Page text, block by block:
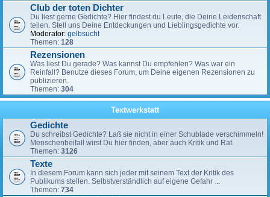
Club der toten Dichter
Du liest gerne Gedichte? Hier findest du Leute, die Deine Leidenschaft
teilen. Stell uns Deine Entdeckungen und Lieblingsgedichte vor.
Moderator: gelbsucht
Themen: 128
Rezensionen
Was liest Du gerade? Was kannst Du empfehlen? Was war ein
Reinfall? Benutze dieses Forum, um Deine eigenen Rezensionen zu
publizieren.
Themen: 304
Textwerkstatt
Gedichte
Du schreibst Gedichte? Laß sie nicht in einer Schublade verschimmeln!
Menschenbeifall wirst Du hier finden, aber auch Kritik und Rat.
Themen: 3126
Texte
In diesem Forum kann sich jeder mit seinem Text der Kritik des
Publikums stellen. Selbstverständlich auf eigene Gefahr ...
Themen: 734